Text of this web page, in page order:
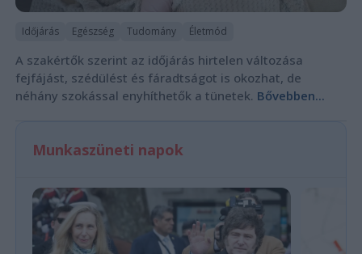
Időjárás Egészség Tudomány Életmód
A szakértők szerint az időjárás hirtelen változása
fejfájást, szédülést és fáradtságot is okozhat, de
néhány szokással enyhíthetők a tünetek. Bővebben...
Munkaszüneti napok